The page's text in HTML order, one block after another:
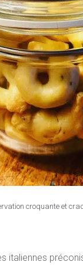
croquante et
italiennes